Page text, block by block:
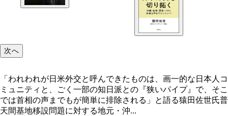
「われわれが日米外交と呼んできたものは、画一
本人コミュニティと、ごく一部の知日派との『狭
次へ
「われわれが日米外交と呼んできたものは、画一的な日本人コ
ミュニティと、ごく一部の知日派との『狭いパイプ』で、そこ
では首相の声までもが簡単に排除される」と語る猿田佐世氏普
天間基地移設問題に対する地元・沖...